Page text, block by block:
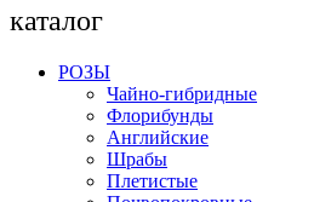
каталог
РОЗЫ
Чайно-гибридные
Флорибунды
Английские
Шрабы
Плетистые